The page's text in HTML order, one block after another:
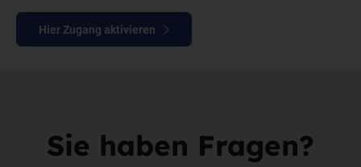
Hier Zugang aktivieren
Sie haben Fragen?